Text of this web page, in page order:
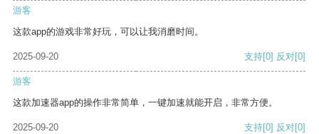
游客
这款app的游戏非常好玩，可以让我消磨时间。
2025-09-20 支持[0] 反对[0]
游客
这款加速器app的操作非常简单，一键加速就能开启，非常方便。
2025-09-20 支持[0] 反对[0]